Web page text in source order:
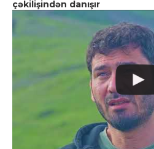
çəkilişindən danışır